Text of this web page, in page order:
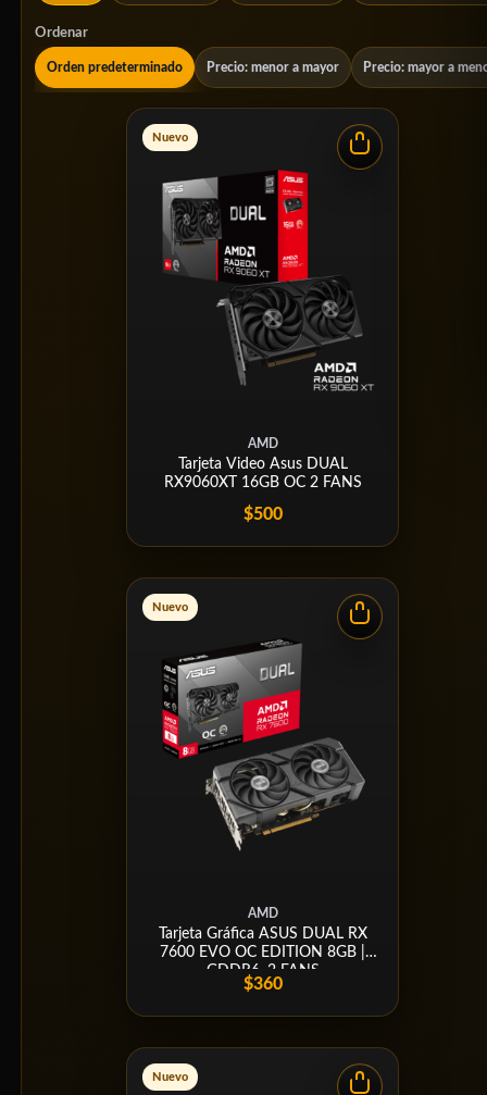
Ordenar
Orden predeterminado Precio: menor a mayor Precio: mayor a
Nuevo
AMD
Tarjeta Video Asus DUAL
RX9060XT 16GB OC 2 FANS
$500
Nuevo
AMD
Tarjeta Gráfica ASUS DUAL RX
7600 EVO OC EDITION 8GB |
GDDR6, 2 FANS
$360
Nuevo